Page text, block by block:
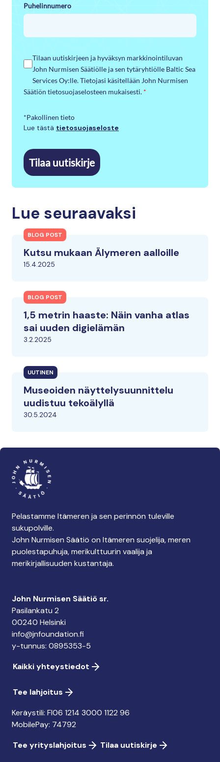
Puhelinnumero
Tilaan uutiskirjeen ja hyväksyn markkinointiluvan
John Nurmisen Säätiölle ja sen tytäryhtiölle Baltic Sea
Services Oy:lle. Tietojasi käsitellään John Nurmisen
Säätiön tietosuojaselosteen mukaisesti. *
*Pakollinen tieto
Lue tästä tietosuojaseloste
Tilaa uutiskirje
Lue seuraavaksi
BLOG POST
Kutsu mukaan Älymeren aalloille
15.4.2025
BLOG POST
1,5 metrin haaste: Näin vanha atlas
sai uuden digielämän
3.2.2025
UUTINEN
Museoiden näyttelysuunnittelu
uudistuu tekoälyllä
30.5.2024
Pelastamme Itämeren ja sen perinnön tuleville
sukupolville.
John Nurmisen Säätiö on Itämeren suojelija, meren
puolestapuhuja, merikulttuurin vaalija ja
merikirjallisuuden kustantaja.
John Nurmisen Säätiö sr.
Pasilankatu 2
00240 Helsinki
info@jnfoundation.fi
y-tunnus: 0895353-5
Kaikki yhteystiedot
Tee lahjoitus
Keräystili: FI06 1214 3000 1122 96
MobilePay: 74792
Tee yrityslahjoitus
Tilaa uutiskirje